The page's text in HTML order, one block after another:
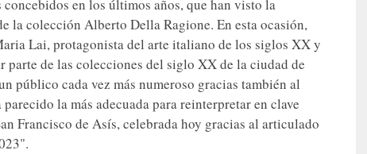
en los últimos años, que han visto la
la colección Alberto Della Ragione. En esta ocasión,
Lai, protagonista del arte italiano de los siglos XX y
parte de las colecciones del siglo XX de la ciudad de
público cada vez más numeroso gracias también al
la más adecuada para reinterpretar en clave
Francisco de Asís, celebrada hoy gracias al articulado